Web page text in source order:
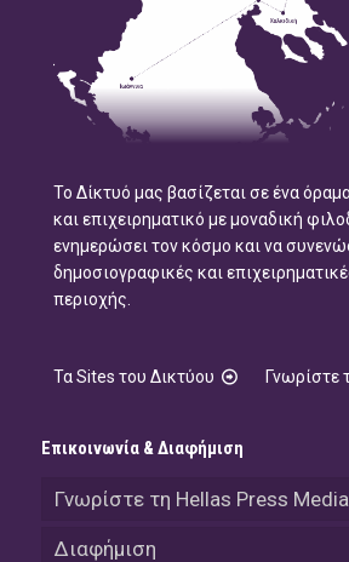
Το Δίκτυό μας βασίζεται σε ένα
και επιχειρηματικό με μοναδική
ενημερώσει τον κόσμο και να
δημοσιογραφικές και
περιοχής.
Τα Sites του Δικτύου Γνωρίστε
Επικοινωνία & Διαφήμιση
Γνωρίστε τη Hellas Press Media
Διαφήμιση